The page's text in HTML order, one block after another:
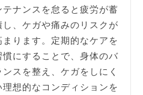
テナンスを怠ると疲労が蓄
し、ケガや痛みのリスクが
まります。定期的なケアを
慣にすることで、身体のバ
ンスを整え、ケガをしにく
理想的なコンディションを